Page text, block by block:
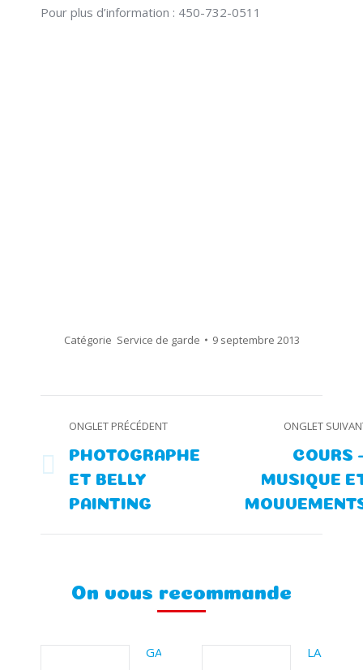
Pour plus d’information : 450-732-0511
Catégorie Service de garde 9 septembre 2013
de
commentaire
ONGLET PRÉCÉDENT
Onglet
précédent
PHOTOGRAPHE
ET BELLY
PAINTING
ONGLET
Onglet
suivant
COURS
MUSIQUE
On vous recommande
GARDERIE
LA BOÎTE